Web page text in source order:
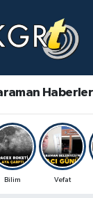
Bilim Vefat